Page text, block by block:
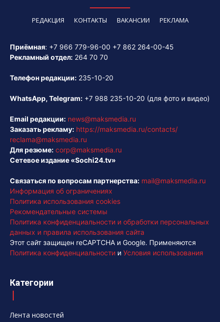
РЕДАКЦИЯ КОНТАКТЫ ВАКАНСИИ РЕКЛАМА
Приёмная: +7 966 779-96-00 +7 862 264-00-45
Рекламный отдел: 264 70 70
Телефон редакции: 235-10-20
WhatsApp, Telegram: +7 988 235-10-20 (для фото и видео)
Email редакции: news@maksmedia.ru
Заказать рекламу: https://maksmedia.ru/contacts/
reclama@maksmedia.ru
Для резюме: corp@maksmedia.ru
Сетевое издание «Sochi24.tv»
Связаться по вопросам партнерства: mail@maksmedia.ru
Информация об ограничениях
Политика использования cookies
Рекомендательные системы
Политика конфиденциальности и обработки персональных
данных и правила использования сайта
Этот сайт защищен reCAPTCHA и Google. Применяются
Политика конфиденциальности и Условия использования
Категории
Лента новостей